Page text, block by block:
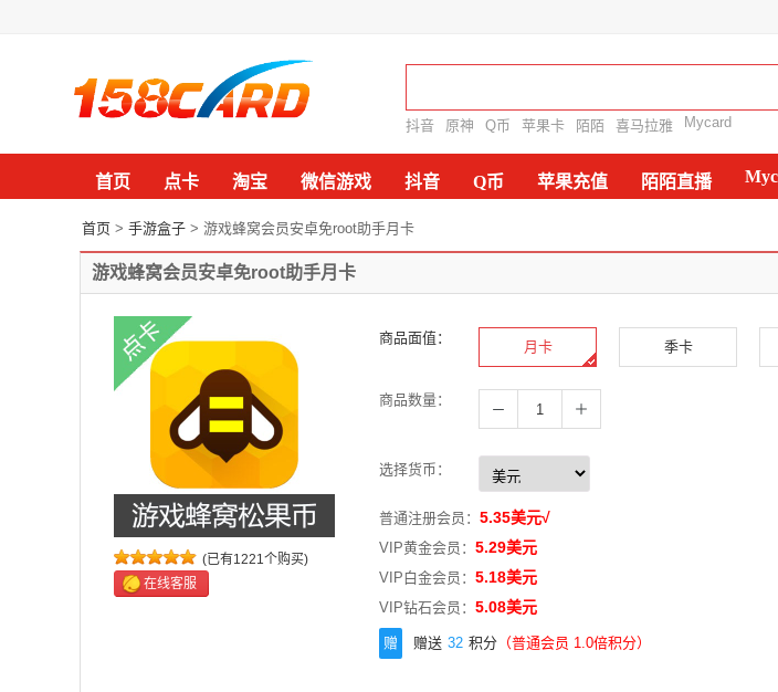
抖音 原神 Q币 苹果卡 陌陌 喜马拉雅 Mycard
首页 点卡 淘宝 微信游戏 抖音 Q币 苹果充值 陌陌直播
首页 > 手游盒子 > 游戏蜂窝会员安卓免root助手月卡
游戏蜂窝会员安卓免root助手月卡
(已有1221个购买)
在线客服
商品面值：
月卡 季卡
商品数量：
选择货币：
普通注册会员： 5.35美元√
VIP黄金会员： 5.29美元
VIP白金会员： 5.18美元
VIP钻石会员： 5.08美元
赠 赠送 32 积分 （普通会员 1.0倍积分）